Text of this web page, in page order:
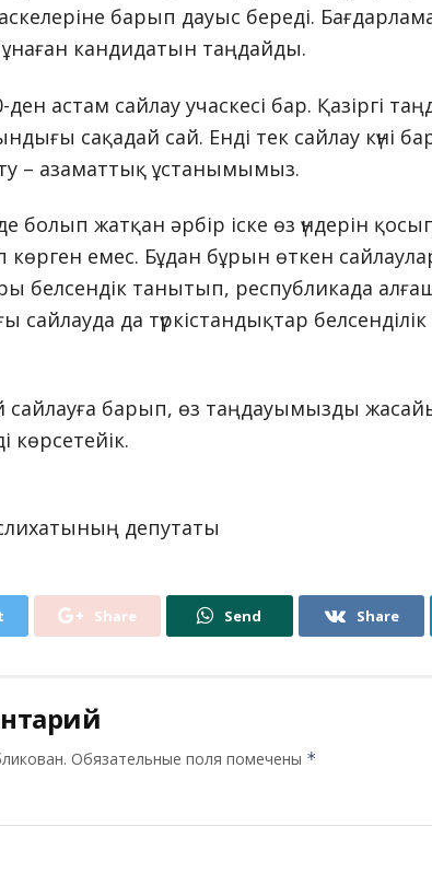
барып дауыс береді.
кандидатын таңдайды.
астам сайлау учаскесі бар. Қазіргі
сақадай сай. Енді тек сайлау күні
– азаматтық ұстанымымыз.
болып жатқан әрбір іске өз үндерін
көрген емес. Бұдан бұрын өткен
белсендік танытып, республикада
сайлауда да түркістандықтар
сайлауға барып, өз таңдауымызды
көрсетейік.
депутаты
Share Send Share
Обязательные поля помечены *